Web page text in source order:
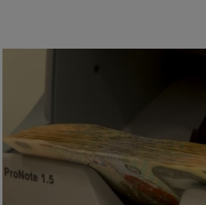
parțială de Soare, vizibilă în